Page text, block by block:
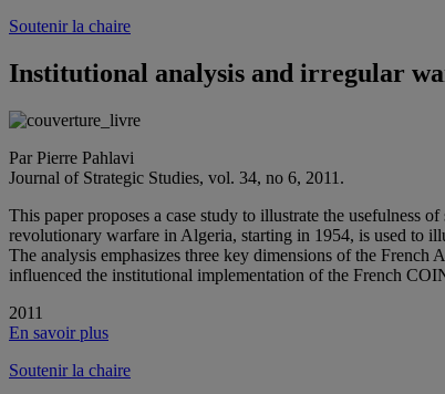
Soutenir la chaire
Institutional analysis and irregular
Par Pierre Pahlavi
Journal of Strategic Studies, vol. 34, no 6, 2011.
This paper proposes a case study to illustrate the usefulness
revolutionary warfare in Algeria, starting in 1954, is used to
The analysis emphasizes three key dimensions of the
influenced the institutional implementation of the French
2011
En savoir plus
Soutenir la chaire